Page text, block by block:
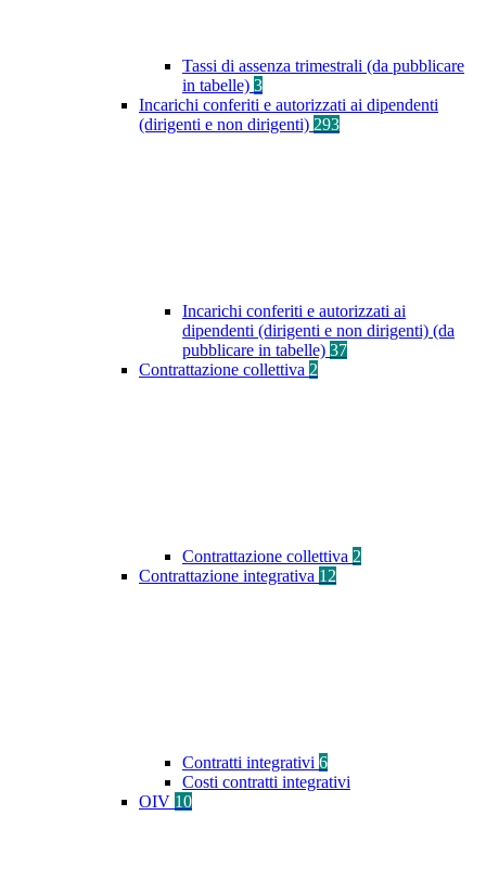
Tassi di assenza trimestrali (da pubblicare
in tabelle) 3
Incarichi conferiti e autorizzati ai dipendenti
(dirigenti e non dirigenti) 293
Incarichi conferiti e autorizzati ai
dipendenti (dirigenti e non dirigenti) (da
pubblicare in tabelle) 37
Contrattazione collettiva 2
Contrattazione collettiva 2
Contrattazione integrativa 12
Contratti integrativi 6
Costi contratti integrativi
OIV 10